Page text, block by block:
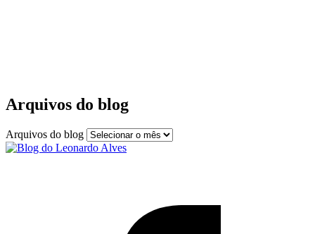
Arquivos do blog
Arquivos do blog